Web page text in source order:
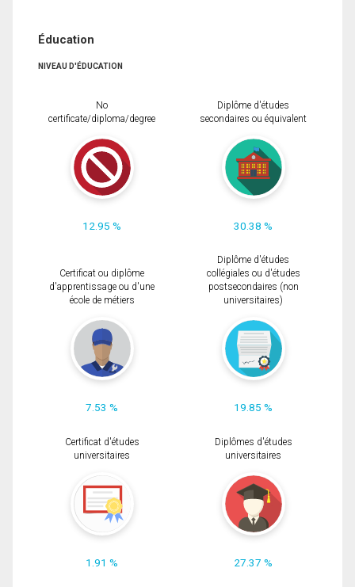
Éducation
NIVEAU D'ÉDUCATION
No
certificate/diploma/degree
12.95 %
Diplôme d'études
secondaires ou équivalent
30.38 %
Certificat ou diplôme
d'apprentissage ou d'une
école de métiers
7.53 %
Diplôme d'études
collégiales ou d'études
postsecondaires (non
universitaires)
19.85 %
Certificat d'études
universitaires
1.91 %
Diplômes d'études
universitaires
27.37 %